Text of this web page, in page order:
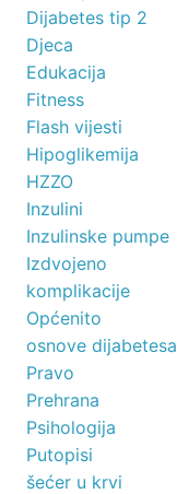
Dijabetes tip 2
Djeca
Edukacija
Fitness
Flash vijesti
Hipoglikemija
HZZO
Inzulini
Inzulinske pumpe
Izdvojeno
komplikacije
Općenito
osnove dijabetesa
Pravo
Prehrana
Psihologija
Putopisi
šećer u krvi